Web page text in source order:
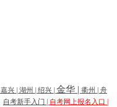
嘉兴 湖州 绍兴 金华 | 衢州
舟
自考新手入门 自考网上报名入口